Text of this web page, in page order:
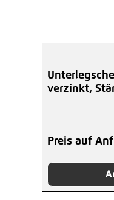
verzinkt,
Preis auf